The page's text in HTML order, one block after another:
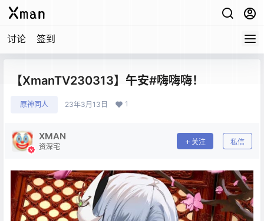
讨论 签到
【XmanTV230313】午安#嗨嗨嗨！
原神同人 23年3月13日 1
XMAN
资深宅
关注 私信